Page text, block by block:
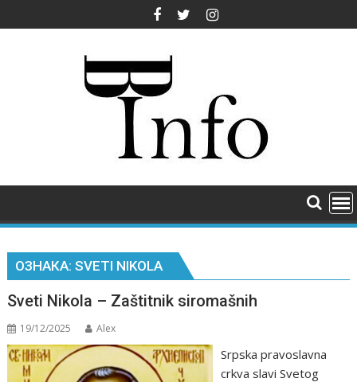
to
ОЗНАКА:SVETI NIKOLA
Sveti Nikola – Zaštitnik siromašnih
19/12/2025 Alex
Srpska pravoslavna
crkva slavi Svetog